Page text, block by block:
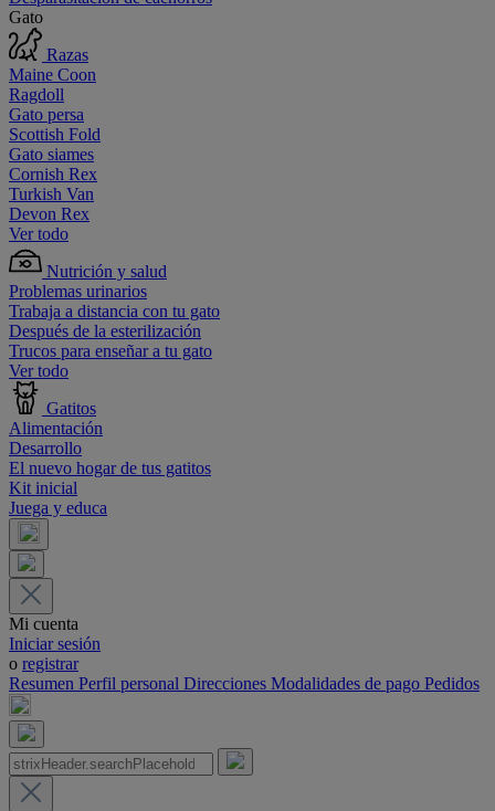
Gato
Razas
Maine Coon
Ragdoll
Gato persa
Scottish Fold
Gato siames
Cornish Rex
Turkish Van
Devon Rex
Ver todo
Nutrición y salud
Problemas urinarios
Trabaja a distancia con tu gato
Después de la esterilización
Trucos para enseñar a tu gato
Ver todo
Gatitos
Alimentación
Desarrollo
El nuevo hogar de tus gatitos
Kit inicial
Juega y educa
Mi cuenta
Iniciar sesión
o registrar
Resumen Perfil personal Direcciones Modalidades de pago Pedidos